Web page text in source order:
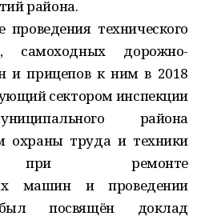
района.
технического
самоходных дорожно-
и прицепов к ним в 2018
сектором инспекции
района
охраны труда и техники
при ремонте
машин и проведении
посвящён доклад